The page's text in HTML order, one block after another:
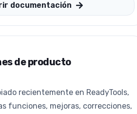
documentación
de producto
recientemente en ReadyTools,
funciones, mejoras, correcciones,